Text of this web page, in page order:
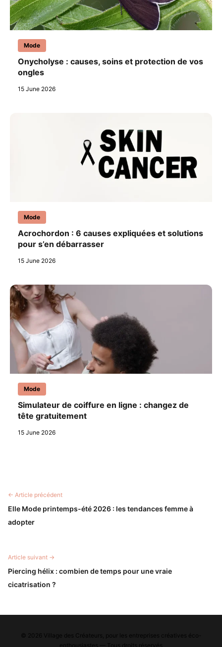
Mode
Onycholyse : causes, soins et protection de vos
ongles
15 June 2026
Mode
Acrochordon : 6 causes expliquées et solutions
pour s’en débarrasser
15 June 2026
Mode
Simulateur de coiffure en ligne : changez de
tête gratuitement
15 June 2026
← Article précédent
Elle Mode printemps-été 2026 : les tendances femme à
adopter
Article suivant →
Piercing hélix : combien de temps pour une vraie
cicatrisation ?
© 2026 Village des Créateurs, pour les entreprises créatives éco-
enthousiastes — Tous droits réservés